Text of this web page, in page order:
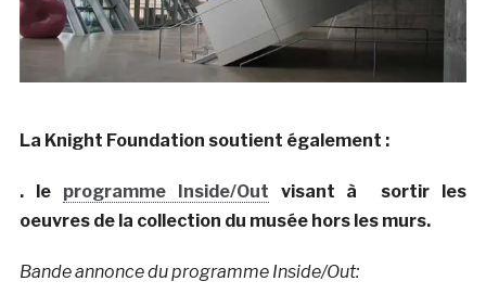
La Knight Foundation soutient également :
. le programme Inside/Out visant à sortir les
oeuvres de la collection du musée hors les murs.
Bande annonce du programme Inside/Out: